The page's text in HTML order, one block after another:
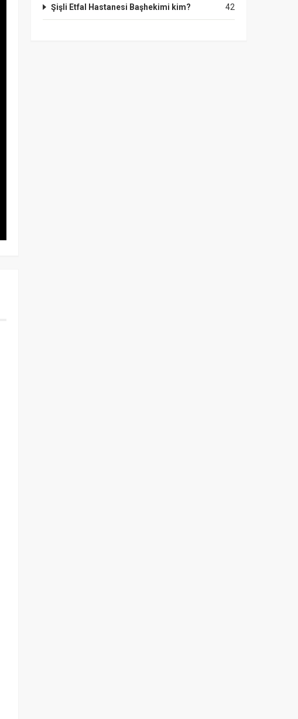
42
Şişli Etfal Hastanesi Başhekimi kim?